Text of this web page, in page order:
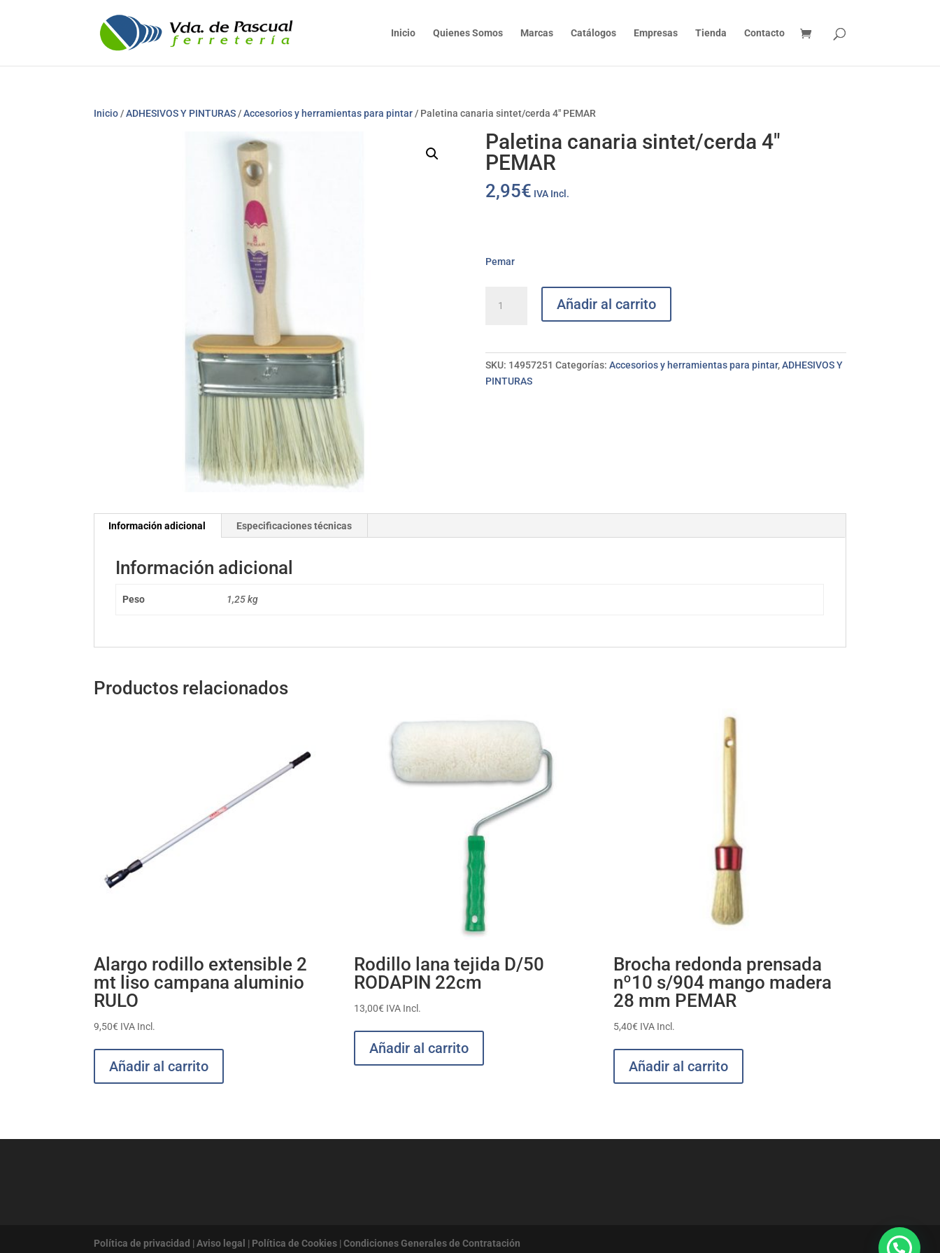
Inicio Quienes Somos Marcas Catálogos Empresas Tienda Contacto
Inicio /ADHESIVOS Y PINTURAS /Accesorios y herramientas para pintar / Paletina canaria sintet/cerda 4″ PEMAR
Paletina canaria sintet/cerda 4″
PEMAR
2,95€ IVA Incl.
Pemar
canaria
Añadir al carrito
SKU: 14957251 Categorías: Accesorios y herramientas para pintar,ADHESIVOS Y
PINTURAS
Información adicional Especificaciones técnicas
Información adicional
Peso 1,25 kg
Productos relacionados
Alargo rodillo extensible 2
mt liso campana aluminio
RULO
9,50€ IVA Incl.
Añadir al carrito
Rodillo lana tejida D/50
RODAPIN 22cm
13,00€ IVA Incl.
Añadir al carrito
Brocha redonda prensada
nº10 s/904 mango madera
28 mm PEMAR
5,40€ IVA Incl.
Añadir al carrito
Política de privacidad |Aviso legal | Política de Cookies |Condiciones Generales de Contratación